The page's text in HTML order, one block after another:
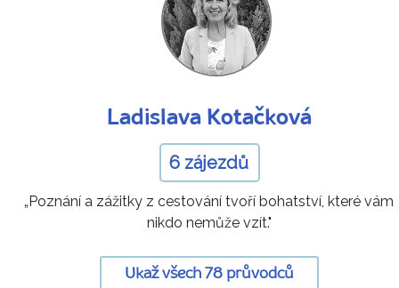
Ladislava Kotačková
6 zájezdů
„Poznání a zážitky z cestování tvoří bohatství, které vám
nikdo nemůže vzít."
Ukaž všech 78 průvodců